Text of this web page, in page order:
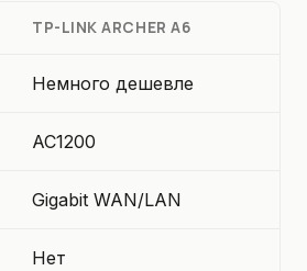
TP-LINK ARCHER A6
Немного дешевле
AC1200
Gigabit WAN/LAN
Нет